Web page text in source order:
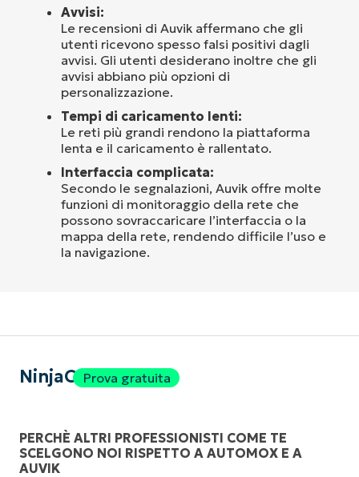
Avvisi:
Le recensioni di Auvik affermano che gli
utenti ricevono spesso falsi positivi dagli
avvisi. Gli utenti desiderano inoltre che gli
avvisi abbiano più opzioni di
personalizzazione.
Tempi di caricamento lenti:
Le reti più grandi rendono la piattaforma
lenta e il caricamento è rallentato.
Interfaccia complicata:
Secondo le segnalazioni, Auvik offre molte
funzioni di monitoraggio della rete che
possono sovraccaricare l’interfaccia o la
mappa della rete, rendendo difficile l’uso e
la navigazione.
NinjaOneProva gratuita
PERCHÈ ALTRI PROFESSIONISTI COME TE
SCELGONO NOI RISPETTO A AUTOMOX E A
AUVIK